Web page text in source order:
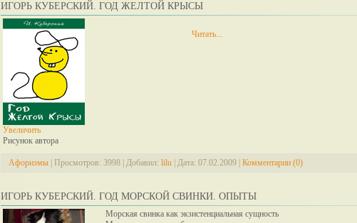
ИГОРЬ КУБЕРСКИЙ. ГОД ЖЕЛТОЙ КРЫСЫ
Увеличить
Рисунок автора
Читать...
Афоризмы Просмотров: 3998 Добавил: lilu Дата: 07.02.2009 Комментарии (0)
ИГОРЬ КУБЕРСКИЙ. ГОД МОРСКОЙ СВИНКИ. ОПЫТЫ
Морская свинка как экзистенциальная сущность